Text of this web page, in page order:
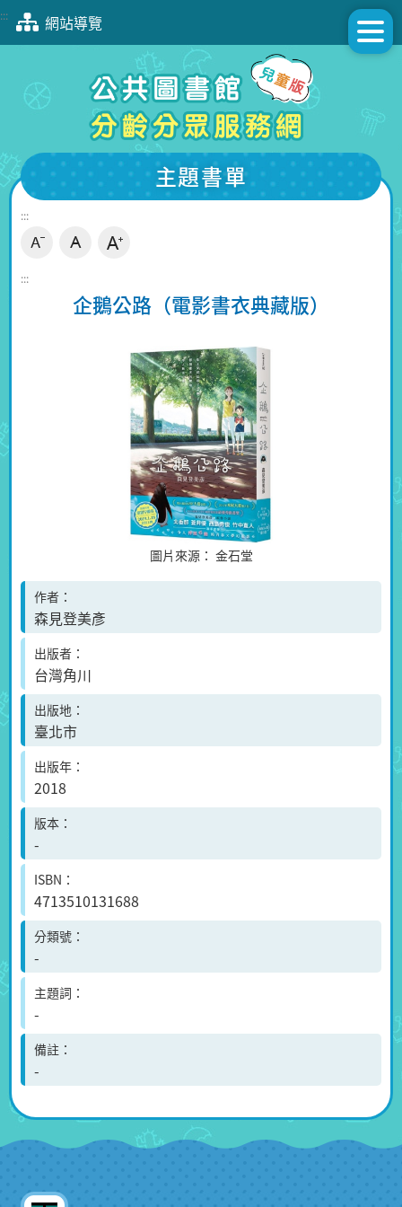
跳
塊
::: 網站導覽
主題書單
:::
:::
企鵝公路（電影書衣典藏版）
圖片來源： 金石堂
作者
森見登美彥
出版者
台灣角川
出版地
臺北市
出版年
2018
版本
-
ISBN
4713510131688
分類號
-
主題詞
-
備註
-